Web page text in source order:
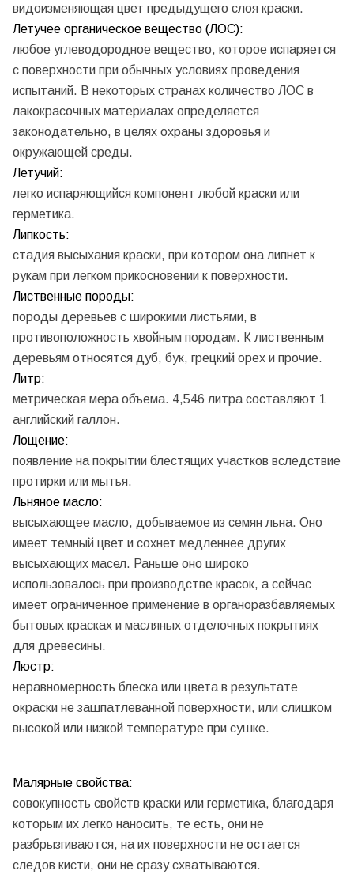
видоизменяющая цвет предыдущего слоя краски.
Летучее органическое вещество (ЛОС):
любое углеводородное вещество, которое испаряется
с поверхности при обычных условиях проведения
испытаний. В некоторых странах количество ЛОС в
лакокрасочных материалах определяется
законодательно, в целях охраны здоровья и
окружающей среды.
Летучий:
легко испаряющийся компонент любой краски или
герметика.
Липкость:
стадия высыхания краски, при котором она липнет к
рукам при легком прикосновении к поверхности.
Лиственные породы:
породы деревьев с широкими листьями, в
противоположность хвойным породам. К лиственным
деревьям относятся дуб, бук, грецкий орех и прочие.
Литр:
метрическая мера объема. 4,546 литра составляют 1
английский галлон.
Лощение:
появление на покрытии блестящих участков вследствие
протирки или мытья.
Льняное масло:
высыхающее масло, добываемое из семян льна. Оно
имеет темный цвет и сохнет медленнее других
высыхающих масел. Раньше оно широко
использовалось при производстве красок, а сейчас
имеет ограниченное применение в органоразбавляемых
бытовых красках и масляных отделочных покрытиях
для древесины.
Люстр:
неравномерность блеска или цвета в результате
окраски не зашпатлеванной поверхности, или слишком
высокой или низкой температуре при сушке.
Малярные свойства:
совокупность свойств краски или герметика, благодаря
которым их легко наносить, те есть, они не
разбрызгиваются, на их поверхности не остается
следов кисти, они не сразу схватываются.